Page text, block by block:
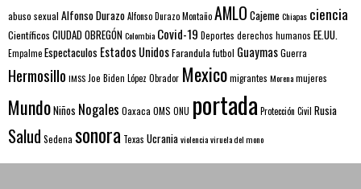
abuso sexual Alfonso DurazoAlfonso Durazo MontañoAMLO CajemeChiapas ciencia
Científicos CIUDAD OBREGÓNColombia Covid-19 Deportes derechos humanos EE.UU.
EmpalmeEspectaculos Estados UnidosFarandulafutbol GuaymasGuerra
Hermosillo IMSSJoe Biden López Obrador Mexicomigrantes Morenamujeres
MundoNiños Nogales Oaxaca OMS ONU portada Protección Civil Rusia
Salud Sedena sonora Texas Ucraniaviolenciaviruela del mono